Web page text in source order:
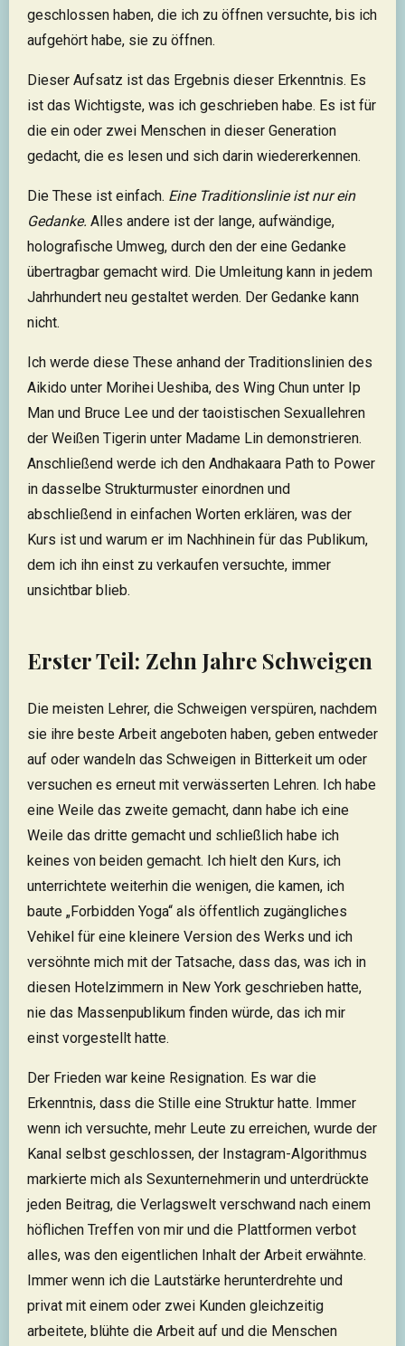
geschlossen haben, die ich zu öffnen versuchte, bis ich
aufgehört habe, sie zu öffnen.
Dieser Aufsatz ist das Ergebnis dieser Erkenntnis. Es
ist das Wichtigste, was ich geschrieben habe. Es ist für
die ein oder zwei Menschen in dieser Generation
gedacht, die es lesen und sich darin wiedererkennen.
Die These ist einfach. Eine Traditionslinie ist nur ein
Gedanke. Alles andere ist der lange, aufwändige,
holografische Umweg, durch den der eine Gedanke
übertragbar gemacht wird. Die Umleitung kann in jedem
Jahrhundert neu gestaltet werden. Der Gedanke kann
nicht.
Ich werde diese These anhand der Traditionslinien des
Aikido unter Morihei Ueshiba, des Wing Chun unter Ip
Man und Bruce Lee und der taoistischen Sexuallehren
der Weißen Tigerin unter Madame Lin demonstrieren.
Anschließend werde ich den Andhakaara Path to Power
in dasselbe Strukturmuster einordnen und
abschließend in einfachen Worten erklären, was der
Kurs ist und warum er im Nachhinein für das Publikum,
dem ich ihn einst zu verkaufen versuchte, immer
unsichtbar blieb.
Erster Teil: Zehn Jahre Schweigen
Die meisten Lehrer, die Schweigen verspüren, nachdem
sie ihre beste Arbeit angeboten haben, geben entweder
auf oder wandeln das Schweigen in Bitterkeit um oder
versuchen es erneut mit verwässerten Lehren. Ich habe
eine Weile das zweite gemacht, dann habe ich eine
Weile das dritte gemacht und schließlich habe ich
keines von beiden gemacht. Ich hielt den Kurs, ich
unterrichtete weiterhin die wenigen, die kamen, ich
baute „Forbidden Yoga“ als öffentlich zugängliches
Vehikel für eine kleinere Version des Werks und ich
versöhnte mich mit der Tatsache, dass das, was ich in
diesen Hotelzimmern in New York geschrieben hatte,
nie das Massenpublikum finden würde, das ich mir
einst vorgestellt hatte.
Der Frieden war keine Resignation. Es war die
Erkenntnis, dass die Stille eine Struktur hatte. Immer
wenn ich versuchte, mehr Leute zu erreichen, wurde der
Kanal selbst geschlossen, der Instagram-Algorithmus
markierte mich als Sexunternehmerin und unterdrückte
jeden Beitrag, die Verlagswelt verschwand nach einem
höflichen Treffen von mir und die Plattformen verbot
alles, was den eigentlichen Inhalt der Arbeit erwähnte.
Immer wenn ich die Lautstärke herunterdrehte und
privat mit einem oder zwei Kunden gleichzeitig
arbeitete, blühte die Arbeit auf und die Menschen